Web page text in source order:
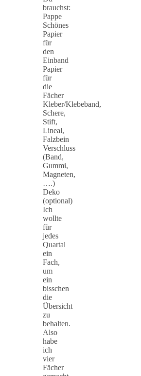
brauchst:
Pappe
Schönes
Papier
für
den
Einband
Papier
für
die
Fächer
Kleber/Klebeband,
Schere,
Stift,
Lineal,
Falzbein
Verschluss
(Band,
Gummi,
Magneten,
….)
Deko
(optional)
Ich
wollte
für
jedes
Quartal
ein
Fach,
um
ein
bisschen
die
Übersicht
zu
behalten.
Also
habe
ich
vier
Fächer